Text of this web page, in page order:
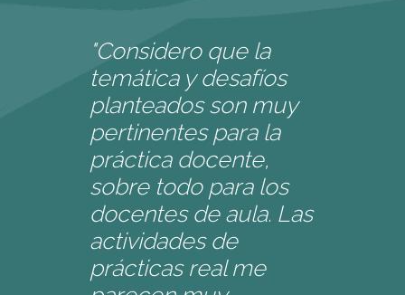
"Considero que la
temática y desafíos
planteados son muy
pertinentes para la
práctica docente,
sobre todo para los
docentes de aula. Las
actividades de
prácticas real me